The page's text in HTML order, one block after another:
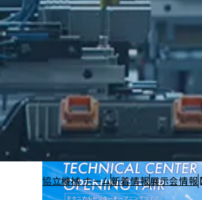
協立機械 ホーム新着情報展示会情報
【ニデック】工作機械テク
ー オープニングフェア
内 2026/2/5(木)～2/